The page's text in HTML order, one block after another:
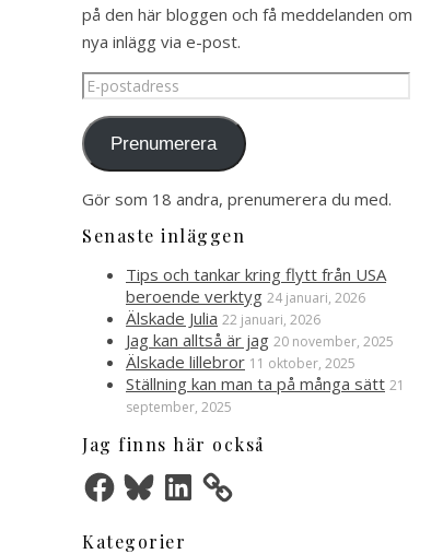
på den här bloggen och få meddelanden om
nya inlägg via e-post.
E-
postadress
Prenumerera
Gör som 18 andra, prenumerera du med.
Senaste inläggen
Tips och tankar kring flytt från USA
beroende verktyg 24 januari, 2026
Älskade Julia 22 januari, 2026
Jag kan alltså är jag 20 november, 2025
Älskade lillebror 11 oktober, 2025
Ställning kan man ta på många sätt 21
september, 2025
Jag finns här också
FacebookBlueskyLinkedIn
Kategorier